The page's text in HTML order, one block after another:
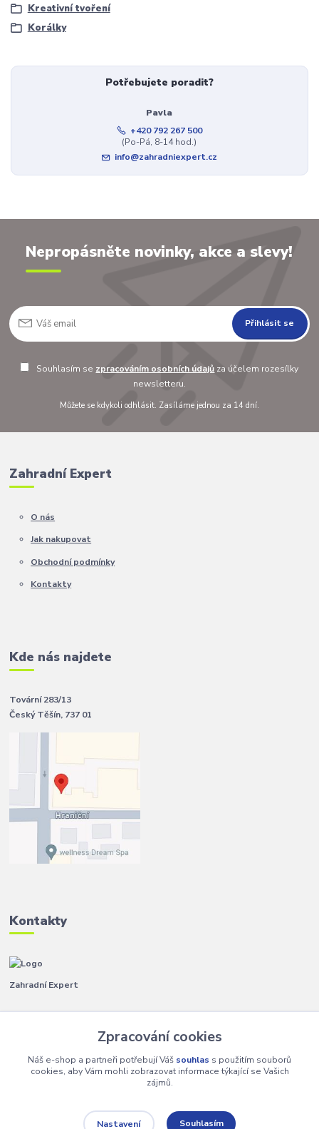
Kreativní tvoření
Korálky
Potřebujete poradit?
Pavla
+420 792 267 500
(Po-Pá, 8-14 hod.)
info@zahradniexpert.cz
Nepropásněte novinky, akce a slevy!
Přihlásit se
Souhlasím se zpracováním osobních údajů za účelem rozesílky
newsletteru.
Můžete se kdykoli odhlásit. Zasíláme jednou za 14 dní.
Zahradní Expert
O nás
Jak nakupovat
Obchodní podmínky
Kontakty
Kde nás najdete
Tovární 283/13
Český Těšín, 737 01
Kontakty
Zahradní Expert
info@zahradniexpert.cz
Zpracování cookies
Náš e-shop a partneři potřebují Váš souhlas s použitím souborů
cookies, aby Vám mohli zobrazovat informace týkající se Vašich
zájmů.
Nastavení Souhlasím